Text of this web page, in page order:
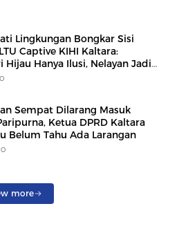
Lingkungan Bongkar Sisi
Captive KIHI Kaltara:
Hijau Hanya Ilusi, Nelayan Jadi
Sempat Dilarang Masuk
Ketua DPRD Kaltara
Belum Tahu Ada Larangan
more